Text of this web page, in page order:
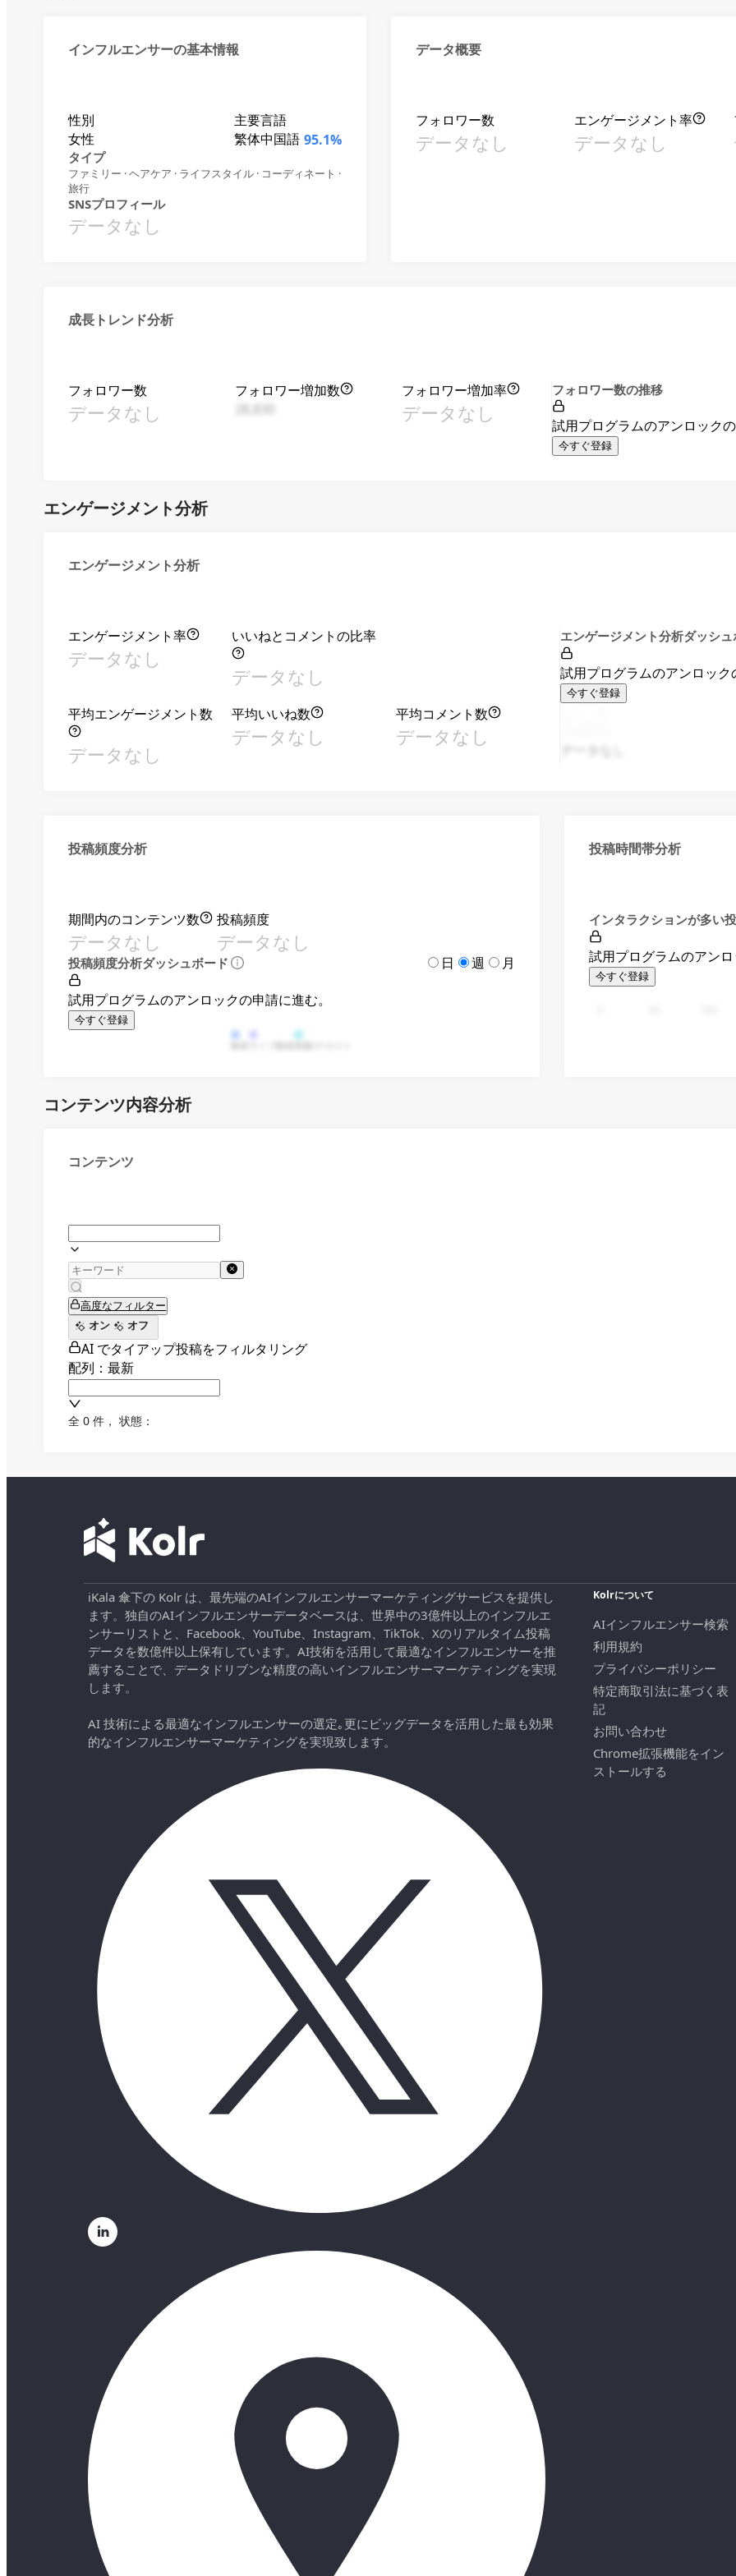
インフルエンサーの基本情報
性別
女性
主要言語
繁体中国語 95.1%
タイプ
ファミリー · ヘアケア · ライフスタイル · コーディネート ·
旅行
SNSプロフィール
データなし
データ概要
フォロワー数
データなし
エンゲージメント率
データなし
成長トレンド分析
フォロワー数
データなし
フォロワー増加数
フォロワー増加率
データなし
フォロワー数の推移
試用プログラムのアンロックの
今すぐ登録
エンゲージメント分析
エンゲージメント分析
エンゲージメント率
データなし
いいねとコメントの比率
データなし
平均エンゲージメント数
データなし
平均いいね数
データなし
平均コメント数
データなし
エンゲージメント分析ダッシュ
試用プログラムのアンロック
今すぐ登録
投稿頻度分析
期間内のコンテンツ数
データなし
投稿頻度
データなし
投稿頻度分析ダッシュボード 日 週 月
試用プログラムのアンロックの申請に進む。
今すぐ登録
投稿時間帯分析
インタラクションが多い
試用プログラムのアンロ
今すぐ登録
コンテンツ内容分析
コンテンツ
高度なフィルター
オン
オフ
AI でタイアップ投稿をフィルタリング
配列：最新
全 0 件 ， 状態：
iKala 傘下の Kolr は、最先端のAIインフルエンサーマーケティングサービスを提供し
ます。独自のAIインフルエンサーデータベースは、世界中の3億件以上のインフルエ
ンサーリストと、Facebook、YouTube、Instagram、TikTok、Xのリアルタイム投稿
データを数億件以上保有しています。AI技術を活用して最適なインフルエンサーを推
薦することで、データドリブンな精度の高いインフルエンサーマーケティングを実現
します。
AI 技術による最適なインフルエンサーの選定｡更にビッグデータを活用した最も効果
的なインフルエンサーマーケティングを実現致します。
Kolrについて
AIインフルエンサー検索
利用規約
プライバシーポリシー
特定商取引法に基づく表
記
お問い合わせ
Chrome拡張機能をイン
ストールする